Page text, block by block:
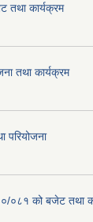
तथा कार्यक्रम
तथा कार्यक्रम
०८१ को बजेट तथा